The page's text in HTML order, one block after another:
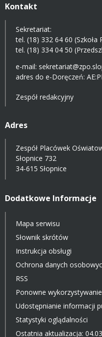
Kontakt
Sekretariat:
tel. (18) 332 64 60
tel. (18) 334 04 50
e-mail:
adres do e-Doręczeń:
Zespół redakcyjny
Adres
Zespół Placówek
Słopnice 732
34-615 Słopnice
Dodatkowe Informacje
Mapa serwisu
Słownik skrótów
Instrukcja obsługi
Ochrona danych
RSS
Ponowne wykorzystywanie
Udostępnianie informacji
Statystyki oglądalności
Ostatnia aktualizacja: